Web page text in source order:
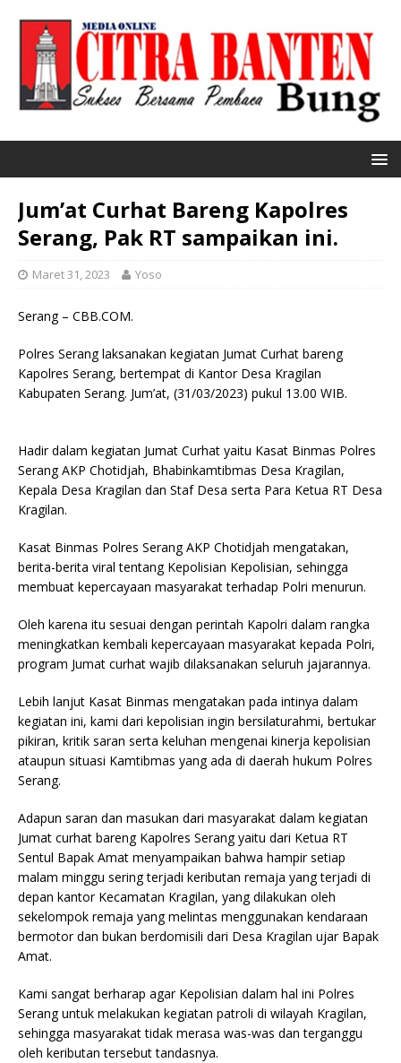
Jum’at Curhat Bareng Kapolres
Serang, Pak RT sampaikan ini.
Maret 31, 2023 Yoso
Serang – CBB.COM.
Polres Serang laksanakan kegiatan Jumat Curhat bareng
Kapolres Serang, bertempat di Kantor Desa Kragilan
Kabupaten Serang. Jum’at, (31/03/2023) pukul 13.00 WIB.
Hadir dalam kegiatan Jumat Curhat yaitu Kasat Binmas Polres
Serang AKP Chotidjah, Bhabinkamtibmas Desa Kragilan,
Kepala Desa Kragilan dan Staf Desa serta Para Ketua RT Desa
Kragilan.
Kasat Binmas Polres Serang AKP Chotidjah mengatakan,
berita-berita viral tentang Kepolisian Kepolisian, sehingga
membuat kepercayaan masyarakat terhadap Polri menurun.
Oleh karena itu sesuai dengan perintah Kapolri dalam rangka
meningkatkan kembali kepercayaan masyarakat kepada Polri,
program Jumat curhat wajib dilaksanakan seluruh jajarannya.
Lebih lanjut Kasat Binmas mengatakan pada intinya dalam
kegiatan ini, kami dari kepolisian ingin bersilaturahmi, bertukar
pikiran, kritik saran serta keluhan mengenai kinerja kepolisian
ataupun situasi Kamtibmas yang ada di daerah hukum Polres
Serang.
Adapun saran dan masukan dari masyarakat dalam kegiatan
Jumat curhat bareng Kapolres Serang yaitu dari Ketua RT
Sentul Bapak Amat menyampaikan bahwa hampir setiap
malam minggu sering terjadi keributan remaja yang terjadi di
depan kantor Kecamatan Kragilan, yang dilakukan oleh
sekelompok remaja yang melintas menggunakan kendaraan
bermotor dan bukan berdomisili dari Desa Kragilan ujar Bapak
Amat.
Kami sangat berharap agar Kepolisian dalam hal ini Polres
Serang untuk melakukan kegiatan patroli di wilayah Kragilan,
sehingga masyarakat tidak merasa was-was dan terganggu
oleh keributan tersebut tandasnya.